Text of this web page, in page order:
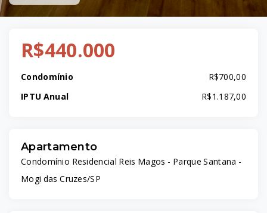
R$440.000
Condomínio
R$700,00
IPTU Anual
R$1.187,00
Apartamento
Condomínio Residencial Reis Magos - Parque Santana -
Mogi das Cruzes/SP